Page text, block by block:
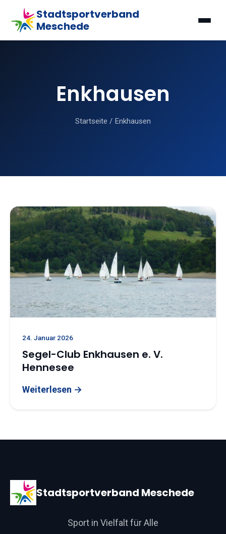
Stadtsportverband
Meschede
Enkhausen
Startseite / Enkhausen
24. Januar 2026
Segel-Club Enkhausen e. V.
Hennesee
Weiterlesen →
Stadtsportverband Meschede
Sport in Vielfalt für Alle